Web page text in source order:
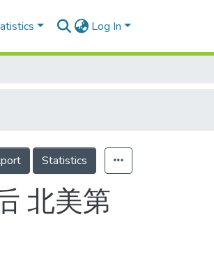
Log In
Statistics
北美第